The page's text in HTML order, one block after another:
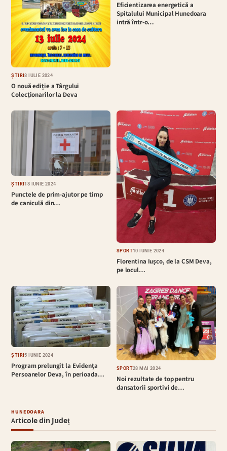
ȘTIRI8 IULIE 2024
O nouă ediție a Târgului
Colecționarilor la Deva
Eficientizarea energetică a
Spitalului Municipal Hunedoara
intră într-o…
ȘTIRI18 IUNIE 2024
Punctele de prim-ajutor pe timp
de caniculă din…
SPORT10 IUNIE 2024
Florentina Iușco, de la CSM Deva,
pe locul…
ȘTIRI5 IUNIE 2024
Program prelungit la Evidența
Persoanelor Deva, în perioada…
SPORT28 MAI 2024
Noi rezultate de top pentru
dansatorii sportivi de…
HUNEDOARA
Articole din Județ